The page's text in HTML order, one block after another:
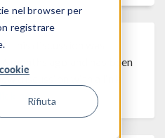
nel browser per
registrare
Rifiuta
months ago and has been
discussion with a link
click here